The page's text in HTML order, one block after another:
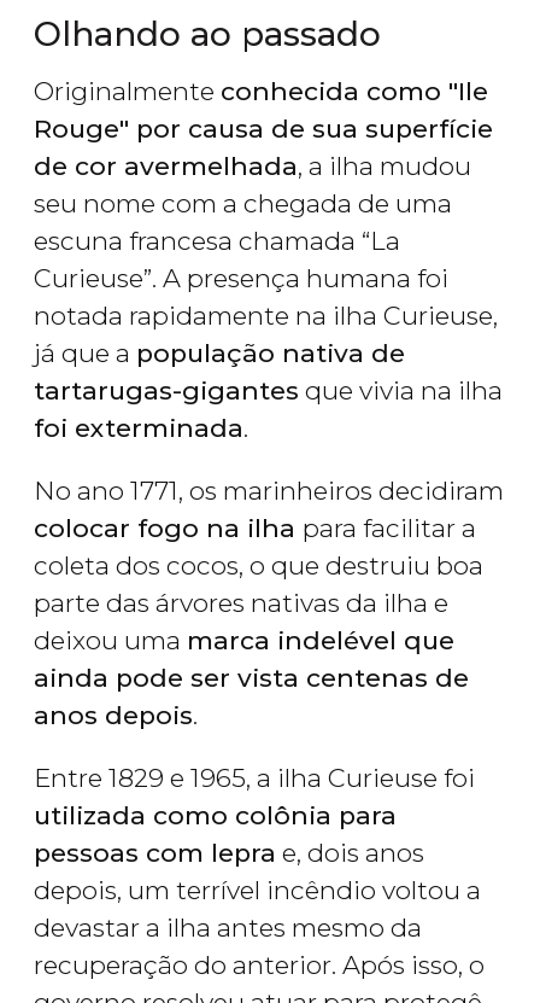
Olhando ao passado
Originalmente conhecida como "Ile
Rouge" por causa de sua superfície
de cor avermelhada, a ilha mudou
seu nome com a chegada de uma
escuna francesa chamada “La
Curieuse”. A presença humana foi
notada rapidamente na ilha Curieuse,
já que a população nativa de
tartarugas-gigantes que vivia na ilha
foi exterminada.
No ano 1771, os marinheiros decidiram
colocar fogo na ilha para facilitar a
coleta dos cocos, o que destruiu boa
parte das árvores nativas da ilha e
deixou uma marca indelével que
ainda pode ser vista centenas de
anos depois.
Entre 1829 e 1965, a ilha Curieuse foi
utilizada como colônia para
pessoas com lepra e, dois anos
depois, um terrível incêndio voltou a
devastar a ilha antes mesmo da
recuperação do anterior. Após isso, o